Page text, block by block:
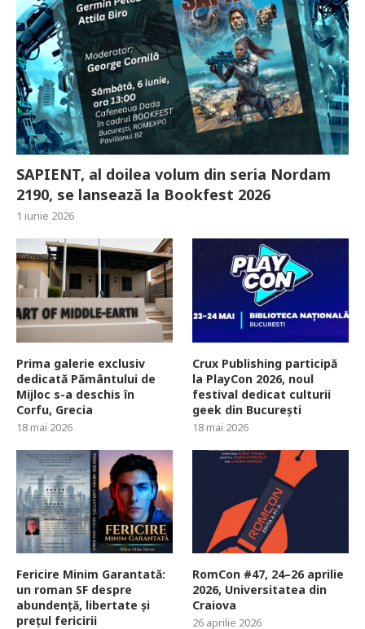
SAPIENT, al doilea volum din seria Nordam
2190, se lansează la Bookfest 2026
1 iunie 2026
Prima galerie exclusiv
dedicată Pământului de
Mijloc s-a deschis în
Corfu, Grecia
18 mai 2026
Crux Publishing participă
la PlayCon 2026, noul
festival dedicat culturii
geek din București
18 mai 2026
Fericire Minim Garantată:
un roman SF despre
abundență, libertate și
prețul fericirii
RomCon #47, 24–26 aprilie
2026, Universitatea din
Craiova
26 aprilie 2026